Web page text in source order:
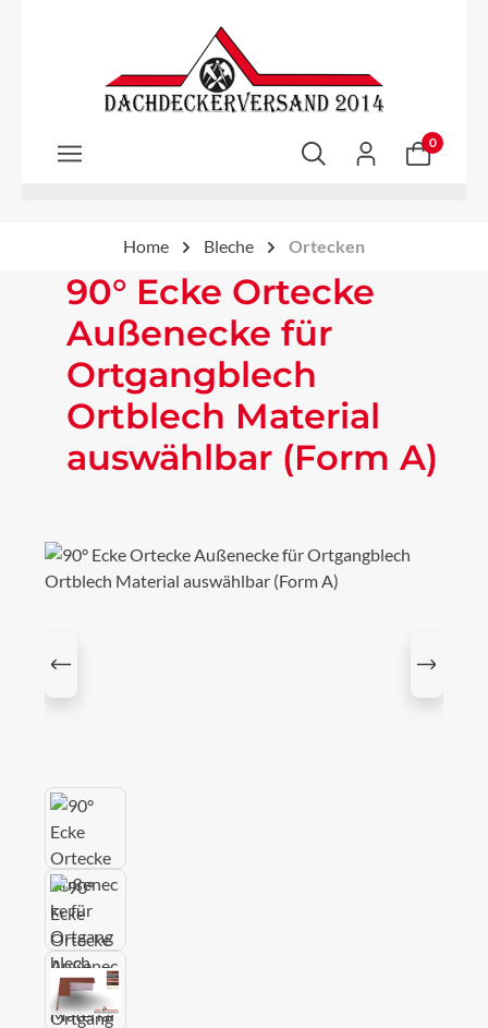
Zum Hauptinhalt springen
0
Home Bleche Ortecken
90° Ecke Ortecke
Außenecke für
Ortgangblech
Ortblech Material
auswählbar (Form A)
Bildergalerie überspringen